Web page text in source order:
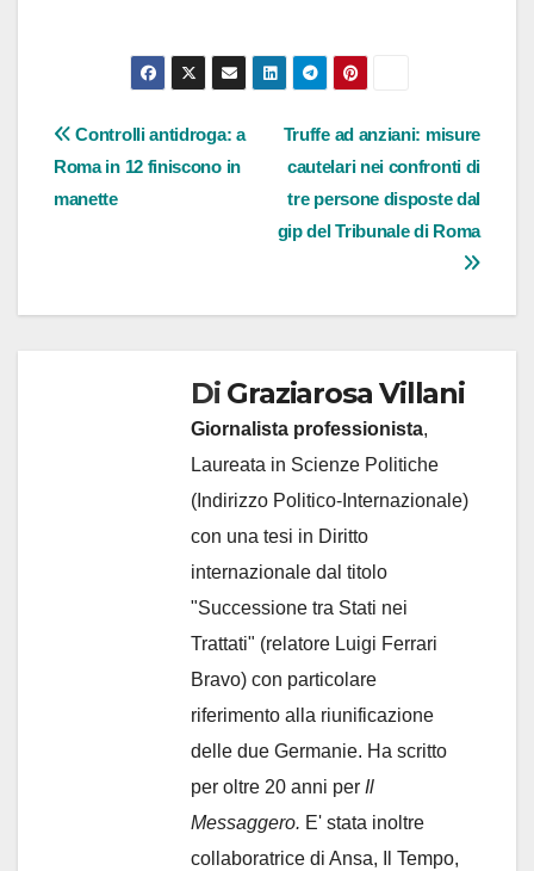
Navigazione
articoli
Truffe ad anziani: misure
cautelari nei confronti di
tre persone disposte dal
gip del Tribunale di Roma
Controlli antidroga: a
Roma in 12 finiscono in
manette
Di Graziarosa Villani
Giornalista professionista,
Laureata in Scienze Politiche
(Indirizzo Politico-Internazionale)
con una tesi in Diritto
internazionale dal titolo
"Successione tra Stati nei
Trattati" (relatore Luigi Ferrari
Bravo) con particolare
riferimento alla riunificazione
delle due Germanie. Ha scritto
per oltre 20 anni per Il
Messaggero. E' stata inoltre
collaboratrice di Ansa, Il Tempo,